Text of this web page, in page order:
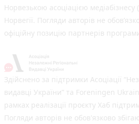
Норвезькою асоціацією медіабізнесу
Норвегії. Погляди авторів не
офіційну позицію партнерів
Здійснено за підтримки Асоціації
видавці України” та Foreningen
рамках реалізації проєкту Хаб
Погляди авторів не обов'язково